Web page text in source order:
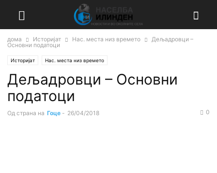
дома Историјат Нас. места низ времето
Дељадровци –
Основни податоци
Историјат Нас. места низ времето
Дељадровци – Основни
податоци
Од страна на Гоце - 26/04/2018 0